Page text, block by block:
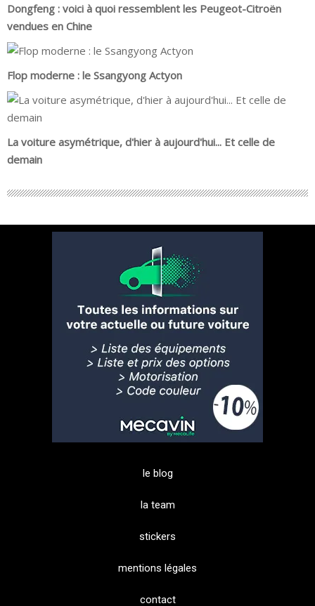
Dongfeng : voici à quoi ressemblent les Peugeot-Citroën
vendues en Chine
Flop moderne : le Ssangyong Actyon
La voiture asymétrique, d'hier à aujourd'hui... Et celle de
demain
le blog
la team
stickers
mentions légales
contact